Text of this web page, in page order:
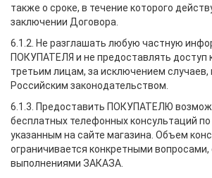
также о сроке, в течение которого
заключении Договора.
6.1.2. Не разглашать любую частную
ПОКУПАТЕЛЯ и не предоставлять доступ
третьим лицам, за исключением
Российским законодательством.
6.1.3. Предоставить ПОКУПАТЕЛЮ
бесплатных телефонных консультаций
указанным на сайте магазина. Объем
ограничивается конкретными
выполнениями ЗАКАЗА.